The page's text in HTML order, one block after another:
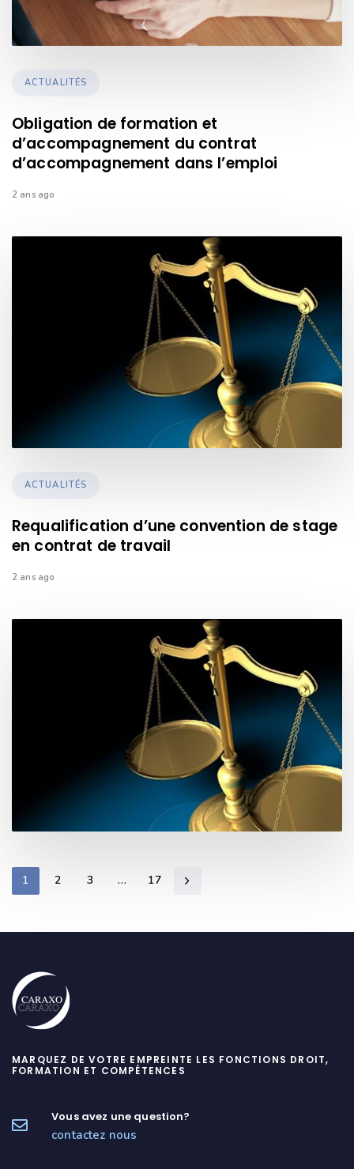
TAGS
ACTUALITÉS
Obligation de formation et
d’accompagnement du contrat
d’accompagnement dans l’emploi
2 ans ago
TAGS
ACTUALITÉS
Requalification d’une convention de stage
en contrat de travail
2 ans ago
1 2 3 … 17
MARQUEZ DE VOTRE EMPREINTE LES FONCTIONS DROIT,
FORMATION ET COMPÉTENCES
Vous avez une question?
contactez nous